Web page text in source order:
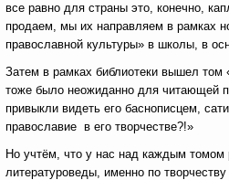
все равно для страны это, конечно,
продаем, мы их направляем в рамках
православной культуры» в школы, в
Затем в рамках библиотеки вышел том
тоже было неожиданно для читающей
привыкли видеть его баснописцем,
православие в его творчестве?!»
Но учтём, что у нас над каждым томом
литературоведы, именно по